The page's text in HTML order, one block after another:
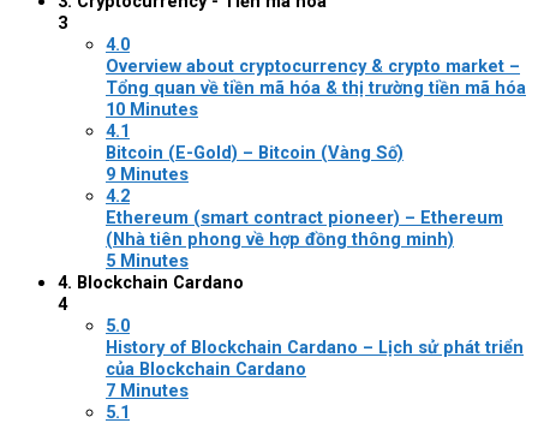
3
4.0
Overview about cryptocurrency & crypto market –
Tổng quan về tiền mã hóa & thị trường tiền mã hóa
10 Minutes
4.1
Bitcoin (E-Gold) – Bitcoin (Vàng Số)
9 Minutes
4.2
Ethereum (smart contract pioneer) – Ethereum
(Nhà tiên phong về hợp đồng thông minh)
5 Minutes
4. Blockchain Cardano
4
5.0
History of Blockchain Cardano – Lịch sử phát triển
của Blockchain Cardano
7 Minutes
5.1